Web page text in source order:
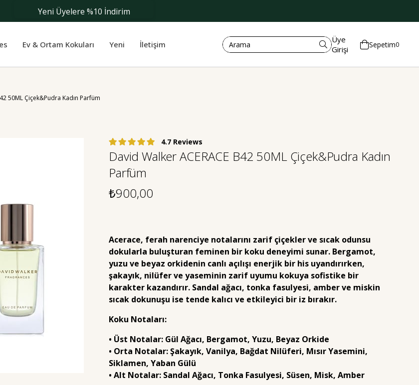
Yeni Üyelere %10 İndirim
Ev & Ortam Kokuları Yeni İletişim
Üye
Girişi
Sepetim0
50ML Çiçek&Pudra Kadın Parfüm
4.7
David Walker ACERACE B42 50ML Çiçek&Pudra Kadın
Parfüm
₺900,00
Acerace, ferah narenciye notalarını zarif çiçekler ve sıcak odunsu
dokularla buluşturan feminen bir koku deneyimi sunar. Bergamot,
yuzu ve beyaz orkidenin canlı açılışı enerjik bir his uyandırırken,
şakayık, nilüfer ve yaseminin zarif uyumu kokuya sofistike bir
karakter kazandırır. Sandal ağacı, tonka fasulyesi, amber ve miskin
sıcak dokunuşu ise tende kalıcı ve etkileyici bir iz bırakır.
Koku Notaları:
• Üst Notalar: Gül Ağacı, Bergamot, Yuzu, Beyaz Orkide
• Orta Notalar: Şakayık, Vanilya, Bağdat Nilüferi, Mısır Yasemini,
Siklamen, Yaban Gülü
• Alt Notalar: Sandal Ağacı, Tonka Fasulyesi, Süsen, Misk, Amber